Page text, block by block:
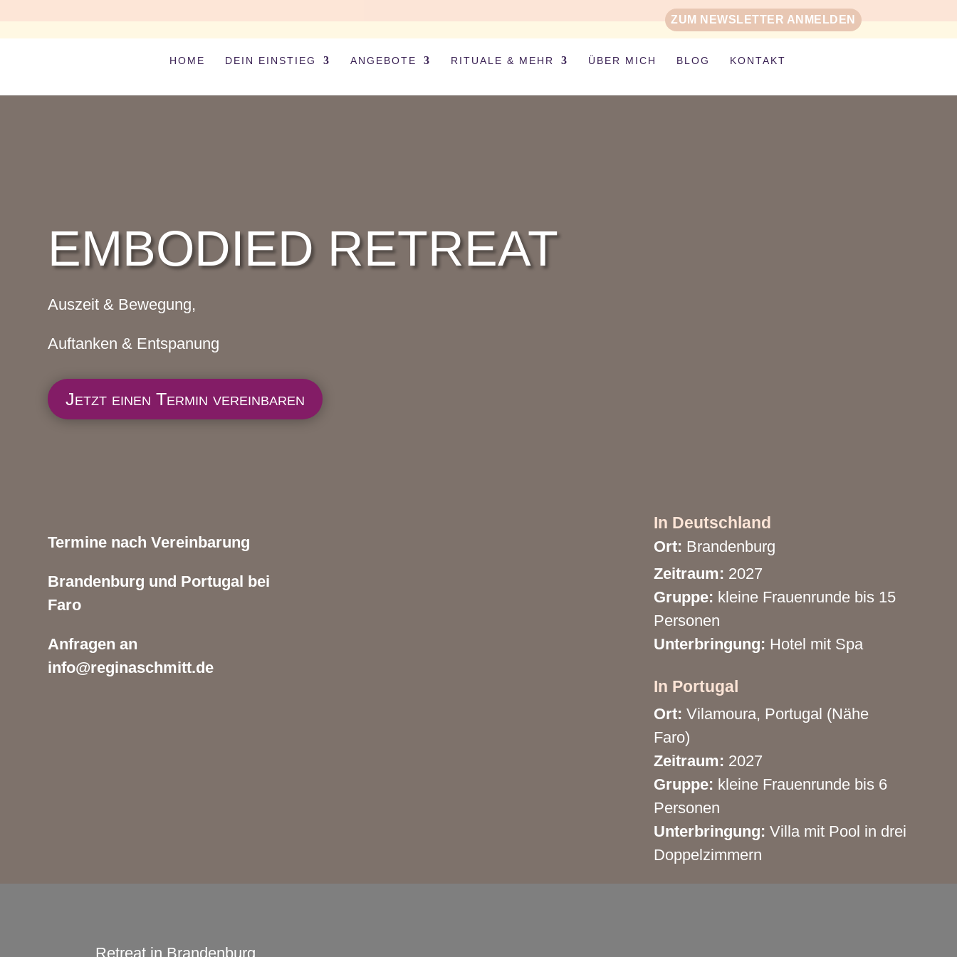
ZUM NEWSLETTER ANMELDEN
HOME DEIN EINSTIEG ANGEBOTE RITUALE & MEHR ÜBER MICH BLOG KONTAKT
EMBODIED RETREAT
Auszeit & Bewegung,
Auftanken & Entspanung
Jetzt einen Termin vereinbaren
Termine nach Vereinbarung
Brandenburg und Portugal bei
Faro
Anfragen an
info@reginaschmitt.de
In Deutschland
Ort: Brandenburg
Zeitraum: 2027
Gruppe: kleine Frauenrunde bis 15
Personen
Unterbringung: Hotel mit Spa
In Portugal
Ort: Vilamoura, Portugal (Nähe
Faro)
Zeitraum: 2027
Gruppe: kleine Frauenrunde bis 6
Personen
Unterbringung: Villa mit Pool in drei
Doppelzimmern
Retreat in Brandenburg